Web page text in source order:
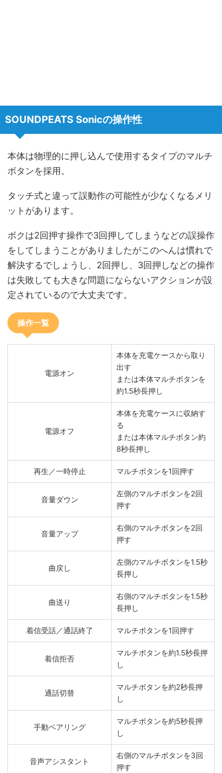
SOUNDPEATS Sonicの操作性
本体は物理的に押し込んで使用するタイプのマルチ
ボタンを採用。
タッチ式と違って誤動作の可能性が少なくなるメリ
ットがあります。
ボクは2回押す操作で3回押してしまうなどの誤操作
をしてしまうことがありましたがこのへんは慣れで
解決するでしょうし、2回押し、3回押しなどの操作
は失敗しても大きな問題にならないアクションが設
定されているので大丈夫です。
操作一覧
電源オン
本体を充電ケースから取り
出す
または本体マルチボタンを
約1.5秒長押し
電源オフ
本体を充電ケースに収納す
る
または本体マルチボタン約
8秒長押し
再生／一時停止 マルチボタンを1回押す
音量ダウン
左側のマルチボタンを2回
押す
音量アップ
右側のマルチボタンを2回
押す
曲戻し
左側のマルチボタンを1.5秒
長押し
曲送り
右側のマルチボタンを1.5秒
長押し
着信受話／通話終了 マルチボタンを1回押す
着信拒否
マルチボタンを約1.5秒長押
し
通話切替
マルチボタンを約2秒長押
し
手動ペアリング
マルチボタンを約5秒長押
し
音声アシスタント
右側のマルチボタンを3回
押す